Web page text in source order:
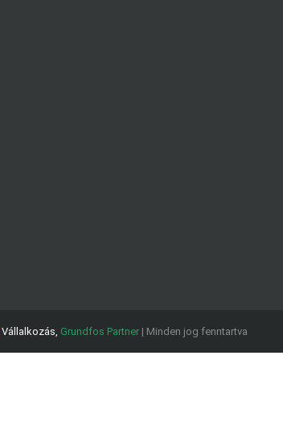
Vállalkozás, Grundfos Partner | Minden jog fenntartva